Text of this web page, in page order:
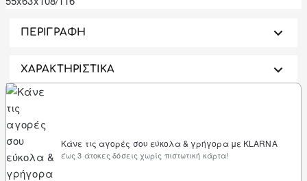
ΠΕΡΙΓΡΑΦΗ
ΧΑΡΑΚΤΗΡΙΣΤΙΚΑ
Κάνε τις αγορές σου εύκολα & γρήγορα με KLARNA
έως 3 άτοκες δόσεις χωρίς πιστωτική κάρτα!